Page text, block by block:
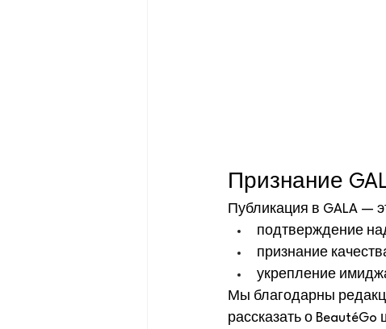
Признание
Публикация в GALA —
подтверждение
признание
укрепление
Мы благодарны
рассказать о